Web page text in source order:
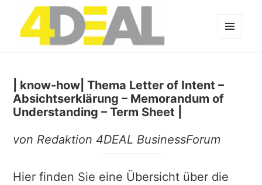
| know-how| Thema Letter of Intent –
Absichtserklärung – Memorandum of
Understanding – Term Sheet |
von Redaktion 4DEAL BusinessForum
Hier finden Sie eine Übersicht über die